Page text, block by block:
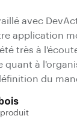
avec
application
très à
quant à
du